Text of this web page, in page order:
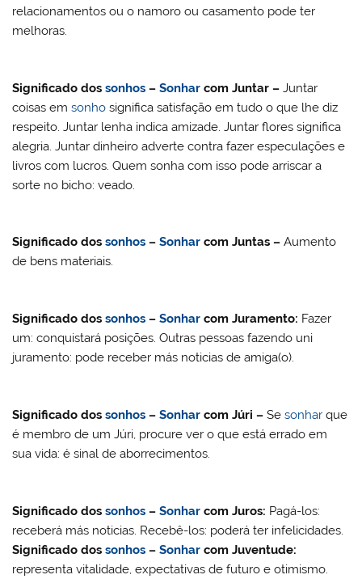
relacionamentos ou o namoro ou casamento pode ter
melhoras.
Significado dossonhos – Sonhar comJuntar – Juntar
coisas emsonho significa satisfação em tudo o que lhe diz
respeito. Juntar lenha indica amizade. Juntar flores significa
alegria. Juntar dinheiro adverte contra fazer especulações e
livros com lucros. Quem sonha com isso pode arriscar a
sorte no bicho: veado.
Significado dossonhos – Sonhar comJuntas – Aumento
de bens materiais.
Significado dossonhos – Sonhar comJuramento: Fazer
um: conquistará posições. Outras pessoas fazendo uni
juramento: pode receber más noticias de amiga(o).
Significado dossonhos – Sonhar com Júri – Sesonhar que
é membro de um Júri, procure ver o que está errado em
sua vida: é sinal de aborrecimentos.
Significado dossonhos – Sonhar comJuros: Pagá-los:
receberá más noticias. Recebê-los: poderá ter infelicidades.
Significado dossonhos –Sonhar com Juventude:
representa vitalidade, expectativas de futuro e otimismo.